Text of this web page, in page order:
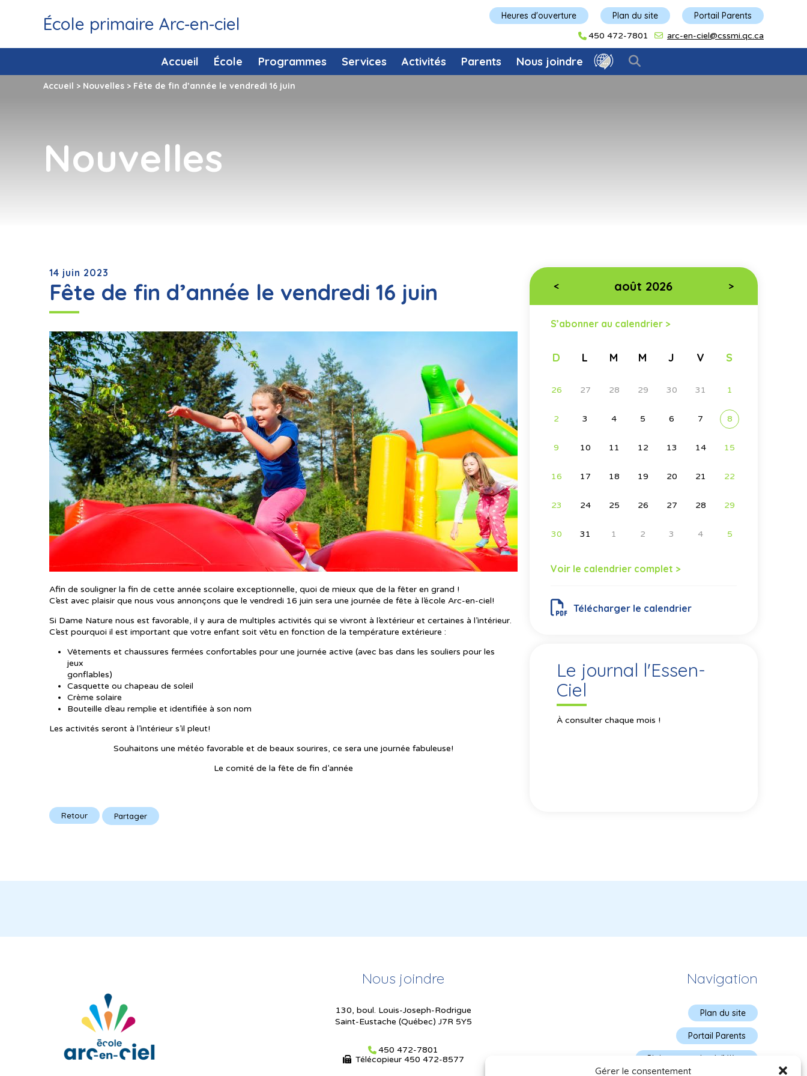
Gérer le consentement
École primaire Arc‑en‑ciel Plan du site Portail Parents
Heures d'ouverture
450 472-7801 arc-en-ciel@cssmi.qc.ca
Accueil École Programmes Services Activités Parents Nous joindre
Accueil > Nouvelles > Fête de fin d’année le vendredi 16 juin
Nouvelles
14 juin 2023
Fête de fin d’année le vendredi 16 juin
Afin de souligner la fin de cette année scolaire exceptionnelle, quoi de mieux que de la fêter en grand !
C’est avec plaisir que nous vous annonçons que le vendredi 16 juin sera une journée de fête à l’école Arc-en-ciel!
Si Dame Nature nous est favorable, il y aura de multiples activités qui se vivront à l’extérieur et certaines à l’intérieur.
C’est pourquoi il est important que votre enfant soit vêtu en fonction de la température extérieure :
Vêtements et chaussures fermées confortables pour une journée active (avec bas dans les souliers pour les
jeux
gonflables)
Casquette ou chapeau de soleil
Crème solaire
Bouteille d’eau remplie et identifiée à son nom
Les activités seront à l’intérieur s’il pleut!
Souhaitons une météo favorable et de beaux sourires, ce sera une journée fabuleuse!
Le comité de la fête de fin d’année
Retour Partager
< août 2026 >
S’abonner au calendrier >
D L M M J V S
26 27 28 29 30 31 1
2 3 4 5 6 7 8
9 10 11 12 13 14 15
16 17 18 19 20 21 22
23 24 25 26 27 28 29
30 31 1 2 3 4 5
Voir le calendrier complet >
Télécharger le calendrier
Le journal l'Essen-
Ciel
À consulter chaque mois !
Nous joindre
130, boul. Louis-Joseph-Rodrigue
Saint-Eustache (Québec) J7R 5Y5
450 472-7801
Télécopieur 450 472-8577
Navigation
Plan du site
Portail Parents
Plainte – service à l’élève